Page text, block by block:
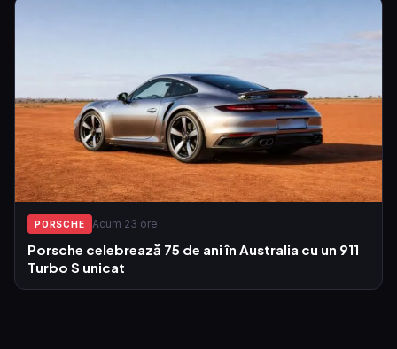
PORSCHE Acum 23 ore
Porsche celebrează 75 de ani în Australia cu un 911
Turbo S unicat